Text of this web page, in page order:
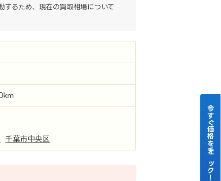
するため、現在の買取相場について
千葉市中央区 今すぐ価格をチェック！